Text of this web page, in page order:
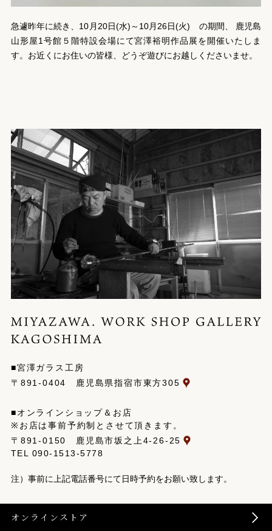
急遽昨年に続き、10月20日(水)～10月26日(火) の期間、 鹿児島
山形屋1号館５階特設会場にて宮澤裕明作品展を開催いたしま
す。お近くにお住いの皆様、どうぞ遊びにお越しくださいませ。
■宮澤ガラス工房
〒891-0404 鹿児島県指宿市東方305
■オンラインショップ＆お店
※お店は事前予約制とさせて頂きます。
〒891-0150 鹿児島市坂之上4-26-25
TEL 090-1513-5778
注）事前に上記電話番号にて日時予約をお願い致します。
オンラインストア